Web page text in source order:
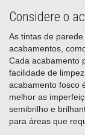
Considere o
As tintas de
acabamentos,
Cada acabamento
facilidade de
acabamento fosco
melhor as
semibrilho e
para áreas que